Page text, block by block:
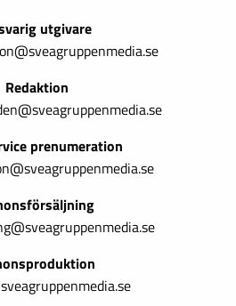
utgivare
Redaktion
prenumeration